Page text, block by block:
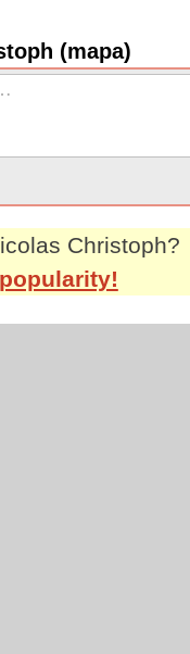
(mapa)
Christoph?
popularity!